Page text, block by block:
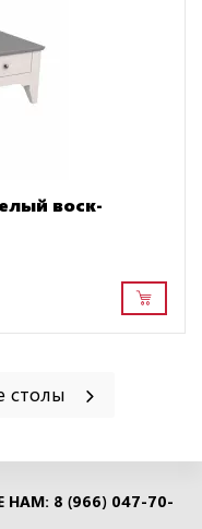
воск-
столы
НАМ: 8 (966) 047-70-